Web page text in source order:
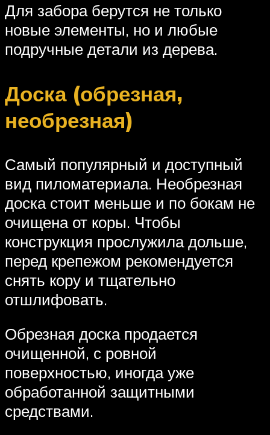
Для забора берутся не только
новые элементы, но и любые
подручные детали из дерева.
Доска (обрезная,
необрезная)
Самый популярный и доступный
вид пиломатериала. Необрезная
доска стоит меньше и по бокам не
очищена от коры. Чтобы
конструкция прослужила дольше,
перед крепежом рекомендуется
снять кору и тщательно
отшлифовать.
Обрезная доска продается
очищенной, с ровной
поверхностью, иногда уже
обработанной защитными
средствами.